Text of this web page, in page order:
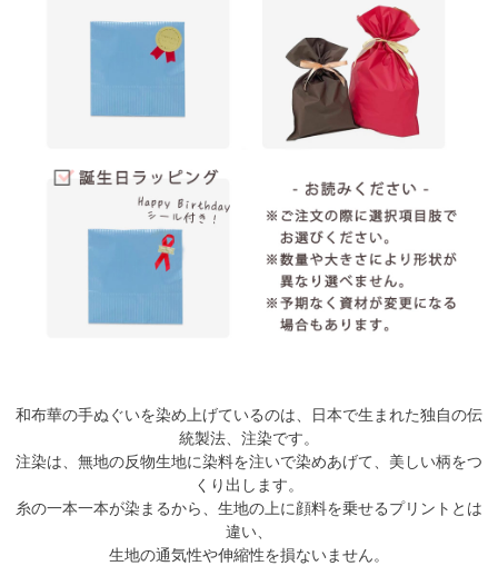
和布華の手ぬぐいを染め上げているのは、日本で生まれた独自の伝
統製法、注染です。
注染は、無地の反物生地に染料を注いで染めあげて、美しい柄をつ
くり出します。
糸の一本一本が染まるから、生地の上に顔料を乗せるプリントとは
違い、
生地の通気性や伸縮性を損ないません。